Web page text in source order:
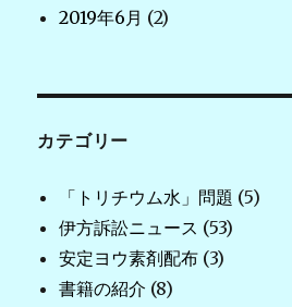
2019年6月 (2)
カテゴリー
「トリチウム水」問題 (5)
伊方訴訟ニュース (53)
安定ヨウ素剤配布 (3)
書籍の紹介 (8)